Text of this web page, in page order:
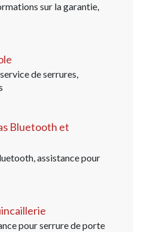
sur la garantie,
de serrures,
Bluetooth et
assistance pour
pour serrure de porte